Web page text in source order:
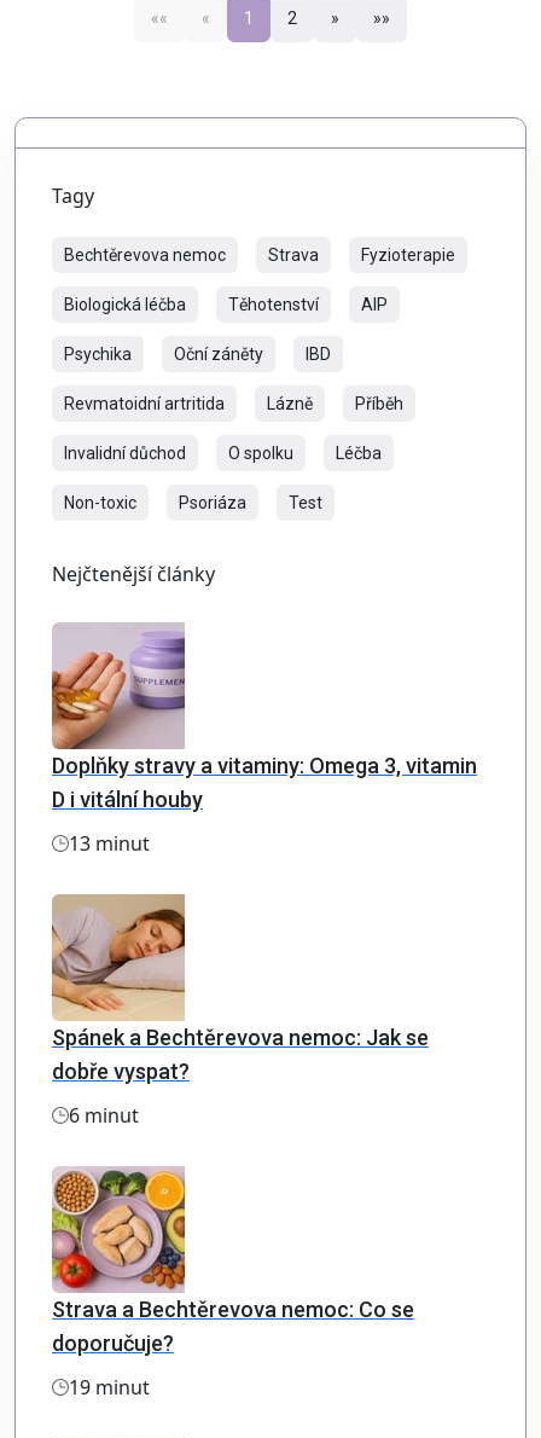
«« « 1 2 » »»
Tagy
Bechtěrevova nemoc Strava Fyzioterapie
Biologická léčba Těhotenství AIP
Psychika Oční záněty IBD
Revmatoidní artritida Lázně Příběh
Invalidní důchod O spolku Léčba
Non-toxic Psoriáza Test
Nejčtenější články
Doplňky stravy a vitaminy: Omega 3, vitamin
D i vitální houby
13 minut
Spánek a Bechtěrevova nemoc: Jak se
dobře vyspat?
6 minut
Strava a Bechtěrevova nemoc: Co se
doporučuje?
19 minut